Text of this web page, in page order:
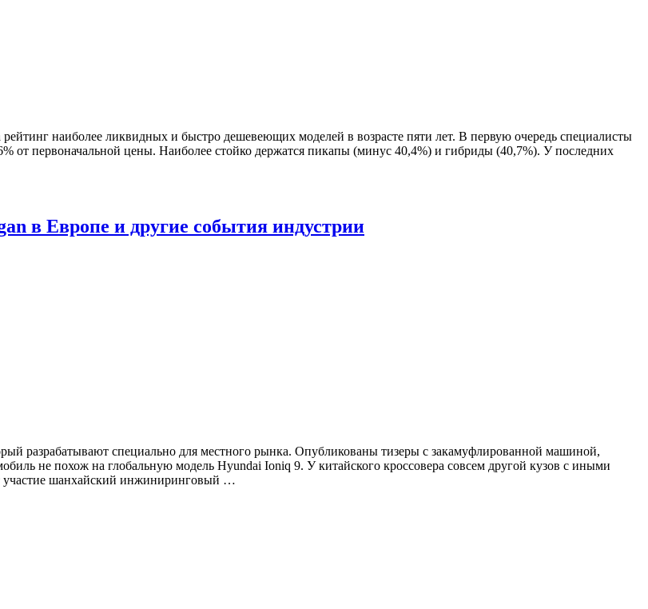
наиболее ликвидных и быстро дешевеющих моделей в возрасте пяти лет. В первую очередь специалисты
от первоначальной цены. Наиболее стойко держатся пикапы (минус 40,4%) и гибриды (40,7%). У последних
в Европе и другие события индустрии
разрабатывают специально для местного рынка. Опубликованы тизеры с закамуфлированной машиной,
не похож на глобальную модель Hyundai Ioniq 9. У китайского кроссовера совсем другой кузов с иными
участие шанхайский инжиниринговый …